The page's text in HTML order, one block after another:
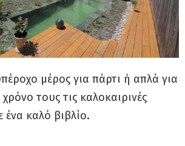
μέρος για πάρτι ή απλά για
τους τις καλοκαιρινές
ένα καλό βιβλίο.